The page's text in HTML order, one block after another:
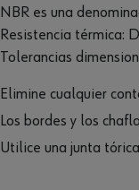
NBR es una
Resistencia térmica:
Tolerancias
Elimine cualquier
Los bordes y los
Utilice una junta